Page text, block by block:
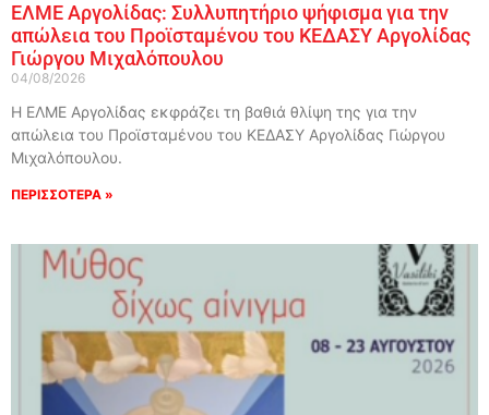
ΕΛΜΕ Αργολίδας: Συλλυπητήριο ψήφισμα για την
απώλεια του Προϊσταμένου του ΚΕΔΑΣΥ Αργολίδας
Γιώργου Μιχαλόπουλου
04/08/2026
Η ΕΛΜΕ Αργολίδας εκφράζει τη βαθιά θλίψη της για την
απώλεια του Προϊσταμένου του ΚΕΔΑΣΥ Αργολίδας Γιώργου
Μιχαλόπουλου.
ΠΕΡΙΣΣΟΤΕΡΑ »